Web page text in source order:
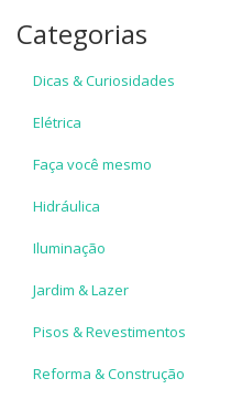
Categorias
Dicas & Curiosidades
Elétrica
Faça você mesmo
Hidráulica
Iluminação
Jardim & Lazer
Pisos & Revestimentos
Reforma & Construção